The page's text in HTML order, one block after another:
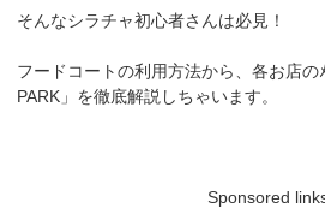
そんなシラチャ初心者さんは必見！
フードコートの利用方法から、各お店の
PARK」を徹底解説しちゃいます。
Sponsored